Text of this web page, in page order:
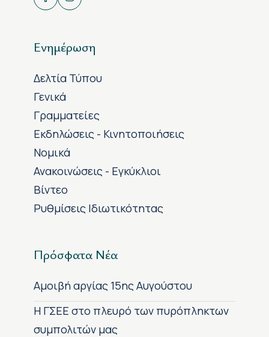
Ενημέρωση
Δελτία Τύπου
Γενικά
Γραμματείες
Εκδηλώσεις - Κινητοποιήσεις
Νομικά
Ανακοινώσεις - Εγκύκλιοι
Βίντεο
Ρυθμίσεις Ιδιωτικότητας
Πρόσφατα Νέα
Αμοιβή αργίας 15ης Αυγούστου
H ΓΣΕΕ στο πλευρό των πυρόπληκτων
συμπολιτών μας